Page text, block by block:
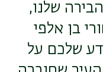
שלנו,
בן אלפי
שלכם על